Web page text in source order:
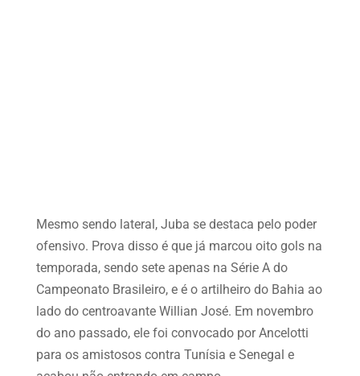
Mesmo sendo lateral, Juba se destaca pelo poder
ofensivo. Prova disso é que já marcou oito gols na
temporada, sendo sete apenas na Série A do
Campeonato Brasileiro, e é o artilheiro do Bahia ao
lado do centroavante Willian José. Em novembro
do ano passado, ele foi convocado por Ancelotti
para os amistosos contra Tunísia e Senegal e